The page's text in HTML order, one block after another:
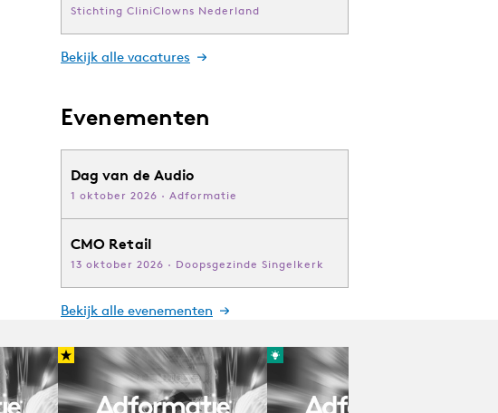
Stichting CliniClowns Nederland
Bekijk alle vacatures
Evenementen
Dag van de Audio
1 oktober 2026 · Adformatie
CMO Retail
13 oktober 2026 · Doopsgezinde Singelkerk
Bekijk alle evenementen